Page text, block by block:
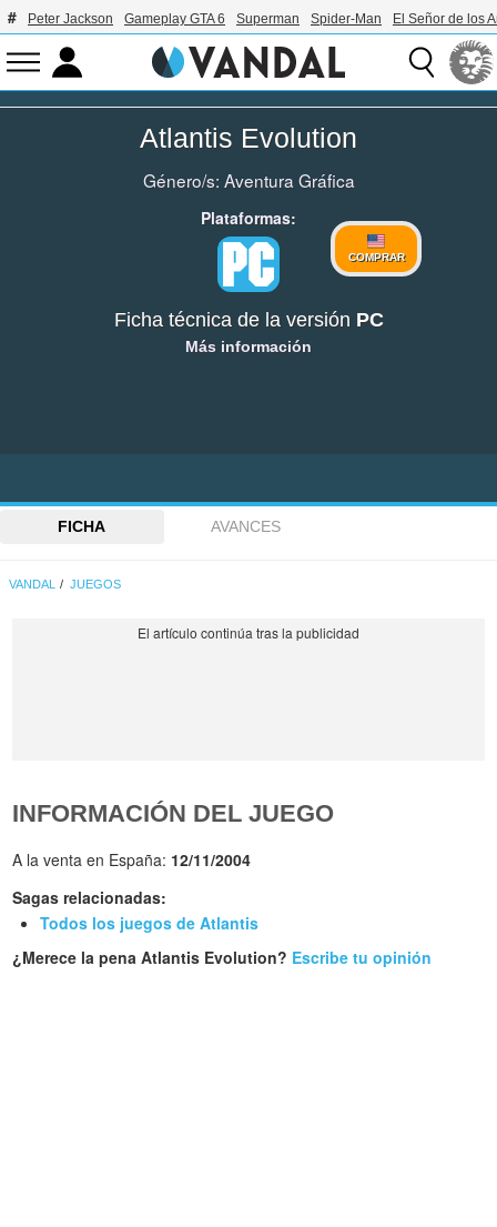
Peter Jackson Gameplay GTA 6 Superman Spider-Man El Señor de los
Atlantis Evolution
Género/s: Aventura Gráfica
Plataformas:
COMPRAR
Ficha técnica de la versión PC
Más información
FICHA AVANCES
VANDAL JUEGOS
INFORMACIÓN DEL JUEGO
A la venta en España: 12/11/2004
Sagas relacionadas:
Todos los juegos de Atlantis
¿Merece la pena Atlantis Evolution? Escribe tu opinión